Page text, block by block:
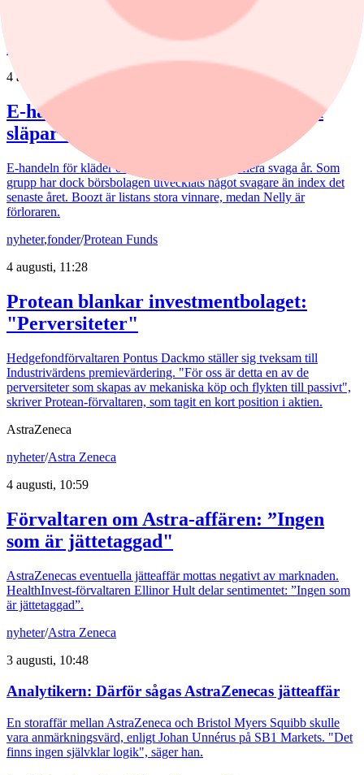
Asmodee får flera höjda riktkurser efter gårdagens rapport.
nyheter
4 augusti, 11:27
E-handeln vänder upp – men aktierna
släpar efter
E-handeln för kläder och skor växer åter efter flera svaga år. Som
grupp har dock börsbolagen utvecklats något svagare än index det
senaste året. Boozt är listans stora vinnare, medan Nelly är
förloraren.
nyheter,fonder/Protean Funds
4 augusti, 11:28
Protean blankar investmentbolaget:
"Perversiteter"
Hedgefondförvaltaren Pontus Dackmo ställer sig tveksam till
Industrivärdens premievärdering. "För oss är detta en av de
perversiteter som skapas av mekaniska köp och flykten till passivt",
skriver Protean-förvaltaren, som tagit en kort position i aktien.
AstraZeneca
nyheter/Astra Zeneca
4 augusti, 10:59
Förvaltaren om Astra-affären: ”Ingen
som är jättetaggad"
AstraZenecas eventuella jätteaffär mottas negativt av marknaden.
HealthInvest-förvaltaren Ellinor Hult delar sentimentet: ”Ingen som
är jättetaggad”.
nyheter/Astra Zeneca
3 augusti, 10:48
Analytikern: Därför sågas AstraZenecas jätteaffär
En storaffär mellan AstraZeneca och Bristol Myers Squibb skulle
vara anmärkningsvärd, enligt Johan Unnérus på SB1 Markets. "Det
finns ingen självklar logik", säger han.